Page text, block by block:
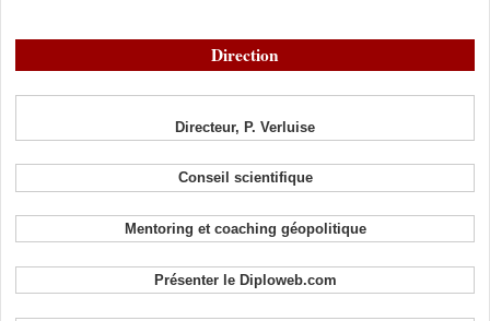
Direction
Directeur, P. Verluise
Conseil scientifique
Mentoring et coaching géopolitique
Présenter le Diploweb.com